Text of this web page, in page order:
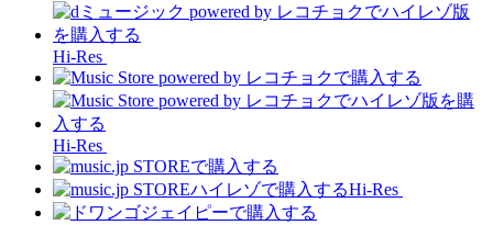
Hi-Res
Hi-Res
Hi-Res